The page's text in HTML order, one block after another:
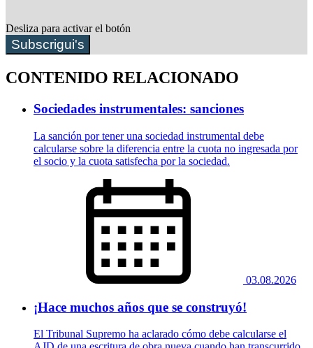
Desliza para activar el botón
Subscrigui's
CONTENIDO RELACIONADO
Sociedades instrumentales: sanciones
La sanción por tener una sociedad instrumental debe
calcularse sobre la diferencia entre la cuota no ingresada por
el socio y la cuota satisfecha por la sociedad.
03.08.2026
¡Hace muchos años que se construyó!
El Tribunal Supremo ha aclarado cómo debe calcularse el